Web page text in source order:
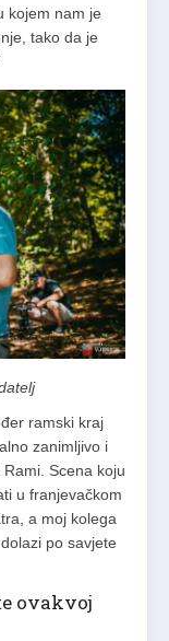
kojem nam je
tako da je
ramski kraj
zanimljivo i
Scena koju
u franjevačkom
a moj kolega
po savjete
ovakvoj